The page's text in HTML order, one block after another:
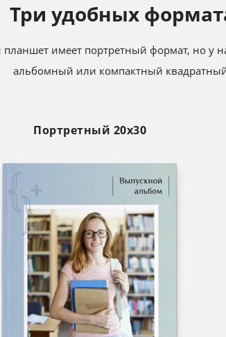
Три удобных
имеет портретный формат, но у
альбомный или компактный
Портретный 20х30